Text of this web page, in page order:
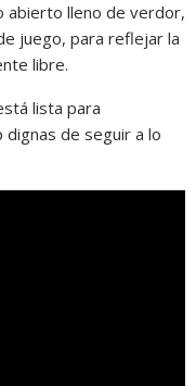
abierto lleno de verdor,
juego, para reflejar la
libre.
lista para
de seguir a lo